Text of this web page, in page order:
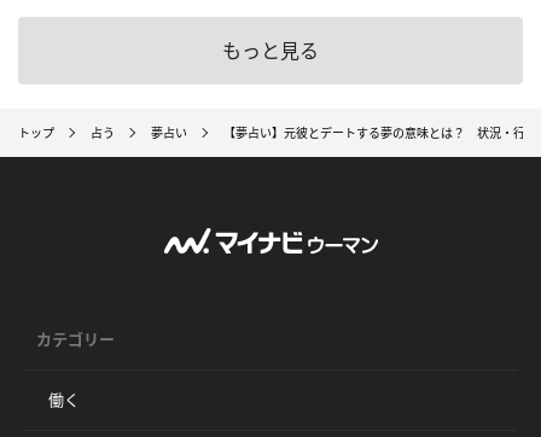
もっと見る
トップ 占う 夢占い 【夢占い】元彼とデートする夢の意味とは？ 状況・行
カテゴリー
働く